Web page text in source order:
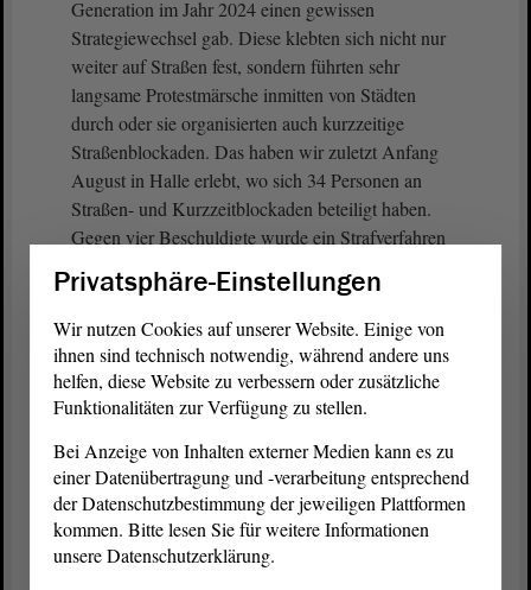
Generation im Jahr 2024 einen gewissen
Strategiewechsel gab. Diese klebten sich nicht nur
weiter auf Straßen fest, sondern führten sehr
langsame Protestmärsche inmitten von Städten
durch oder sie organisierten auch kurzzeitige
Straßenblockaden. Das haben wir zuletzt Anfang
August in Halle erlebt, wo sich 34 Personen an
Straßen- und Kurzzeitblockaden beteiligt haben.
Gegen vier Beschuldigte wurde ein Strafverfahren
Wenn ich mir Sachsen-Anhalt anschaue, dann wird
aber auch eines klar: Die bei uns festgestellten
Vorfälle sind mit Blick auf ihre Anzahl nicht im
Ansatz vergleichbar mit dem, was bspw. in Berlin
Worauf kommt es jetzt im Weiteren an? Deswegen
bin ich den Regierungsfraktionen für ihrenAntrag
dankbar. - Im Weiteren kommt es darauf an, dass
Privatsphäre-Einstellungen
Wir nutzen Cookies auf unserer Website. Einige von
ihnen sind technisch notwendig, während andere uns
helfen, diese Website zu verbessern oder zusätzliche
Funktionalitäten zur Verfügung zu stellen.
Bei Anzeige von Inhalten externer Medien kann es zu
einer Datenübertragung und -verarbeitung entsprechend
der Datenschutzbestimmung der jeweiligen Plattformen
kommen. Bitte lesen Sie für weitere Informationen
unsere Datenschutzerklärung.